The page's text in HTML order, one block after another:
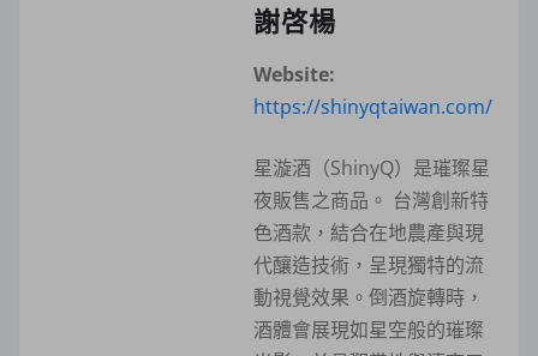
謝啓楊
Website:
https://shinyqtaiwan.com/
星漩酒（ShinyQ）是璀璨星
夜販售之商品。 台灣創新特
色酒款，結合在地農產與現
代釀造技術，呈現獨特的流
動視覺效果。倒酒旋轉時，
酒體會展現如星空般的璀璨